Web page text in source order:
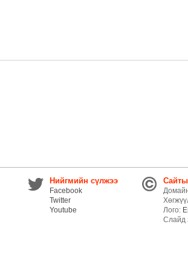
Нийгмийн сүлжээ
Facebook
Twitter
Youtube
Лого:
Слайд